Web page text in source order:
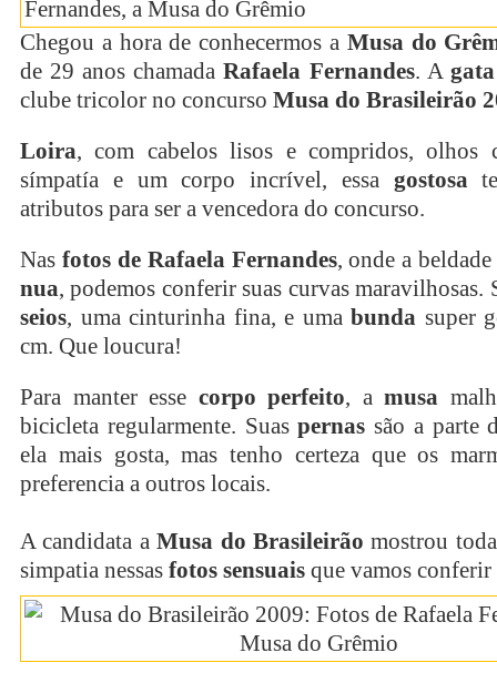
Chegou a hora de conhecermos a Musa do
de 29 anos chamadaRafaela Fernandes. A gata
clube tricolor no concurso Musa do Brasileirão
Loira, com cabelos lisos e compridos, olhos
símpatía e um corpo incrível, essa gostosa
atributos para ser a vencedora do concurso.
Nas fotos de Rafaela Fernandes, onde a beldade
nua, podemos conferir suas curvas maravilhosas.
seios, uma cinturinha fina, e uma bunda super
cm. Que loucura!
Para manter esse corpo perfeito, a musa
bicicleta regularmente. Suaspernas são a parte
ela mais gosta, mas tenho certeza que os
preferencia a outros locais.
A candidata aMusa do Brasileirão mostrou
simpatia nessas fotos sensuais que vamos conferir